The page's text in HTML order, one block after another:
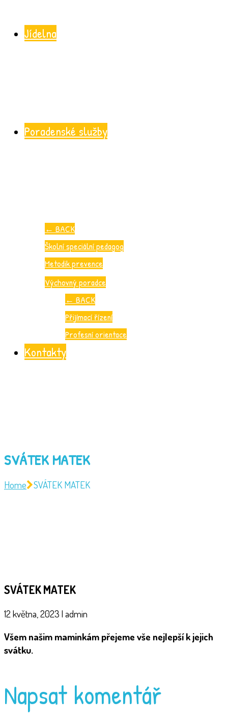
Jídelna
Poradenské služby
← BACK
Školní speciální pedagog
Metodik prevence
Výchovný poradce
← BACK
Přijímací řízení
Profesní orientace
Kontakty
SVÁTEK MATEK
Home SVÁTEK MATEK
SVÁTEK MATEK
12 května, 2023 | admin
Všem našim maminkám přejeme vše nejlepší k jejich
svátku.
Napsat komentář